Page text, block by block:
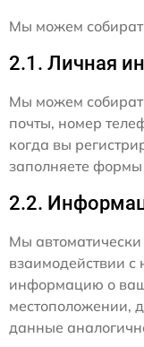
Мы можем
2.1. Личная
Мы можем
почты, номер
когда вы
заполняете
2.2.
Мы
взаимодействии
информацию о
местоположении,
данные